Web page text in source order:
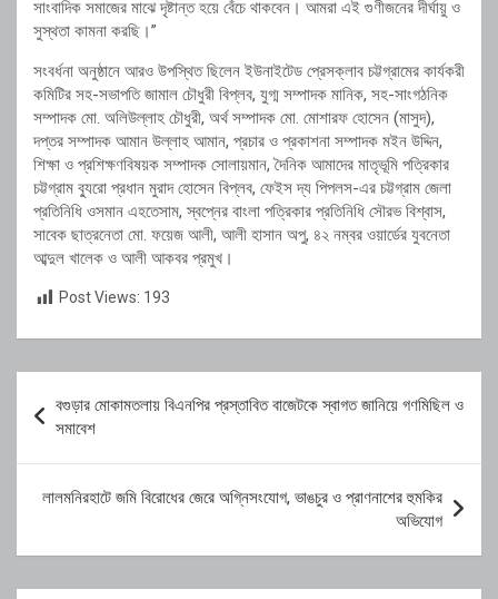
সাংবাদিক সমাজের মাঝে দৃষ্টান্ত হয়ে বেঁচে থাকবেন। আমরা এই গুণীজনের দীর্ঘায়ু ও
সুস্থতা কামনা করছি।”
সংবর্ধনা অনুষ্ঠানে আরও উপস্থিত ছিলেন ইউনাইটেড প্রেসক্লাব চট্টগ্রামের কার্যকরী
কমিটির সহ-সভাপতি জামাল চৌধুরী বিপ্লব, যুগ্ম সম্পাদক মানিক, সহ-সাংগঠনিক
সম্পাদক মো. অলিউল্লাহ চৌধুরী, অর্থ সম্পাদক মো. মোশারফ হোসেন (মাসুদ),
দপ্তর সম্পাদক আমান উল্লাহ আমান, প্রচার ও প্রকাশনা সম্পাদক মইন উদ্দিন,
শিক্ষা ও প্রশিক্ষণবিষয়ক সম্পাদক সোলায়মান, দৈনিক আমাদের মাতৃভূমি পত্রিকার
চট্টগ্রাম ব্যুরো প্রধান মুরাদ হোসেন বিপ্লব, ফেইস দ্য পিপলস-এর চট্টগ্রাম জেলা
প্রতিনিধি ওসমান এহতেসাম, স্বপ্নের বাংলা পত্রিকার প্রতিনিধি সৌরভ বিশ্বাস,
সাবেক ছাত্রনেতা মো. ফয়েজ আলী, আলী হাসান অপু, ৪২ নম্বর ওয়ার্ডের যুবনেতা
আব্দুল খালেক ও আলী আকবর প্রমুখ।
Post Views: 193
navigation
বগুড়ার মোকামতলায় বিএনপির প্রস্তাবিত বাজেটকে স্বাগত জানিয়ে গণমিছিল ও
সমাবেশ
লালমনিরহাটে জমি বিরোধের জেরে অগ্নিসংযোগ, ভাঙচুর ও প্রাণনাশের হুমকির
অভিযোগ